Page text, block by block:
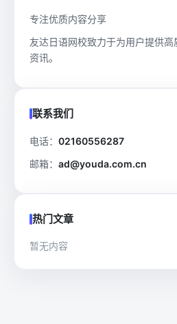
专注优质内容分享
友达日语网校致力于为用户提供
资讯。
联系我们
电话： 02160556287
邮箱： ad@youda.com.cn
热门文章
暂无内容